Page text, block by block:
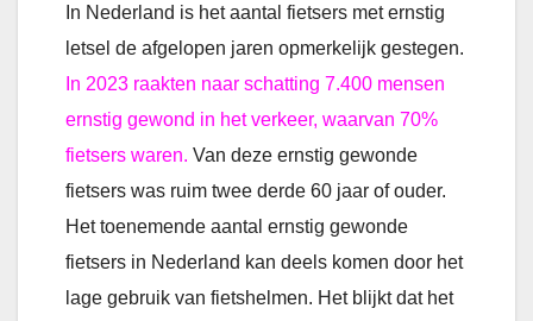
In Nederland is het aantal fietsers met ernstig
letsel de afgelopen jaren opmerkelijk gestegen.
In 2023 raakten naar schatting 7.400 mensen
ernstig gewond in het verkeer, waarvan 70%
fietsers waren. Van deze ernstig gewonde
fietsers was ruim twee derde 60 jaar of ouder.
Het toenemende aantal ernstig gewonde
fietsers in Nederland kan deels komen door het
lage gebruik van fietshelmen. Het blijkt dat het